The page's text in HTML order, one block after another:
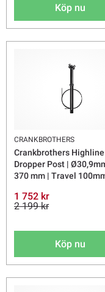
Köp nu
CRANKBROTHERS
Crankbrothers Highline
Dropper Post |
370 mm | Travel
1 752 kr
2 199 kr
Köp nu